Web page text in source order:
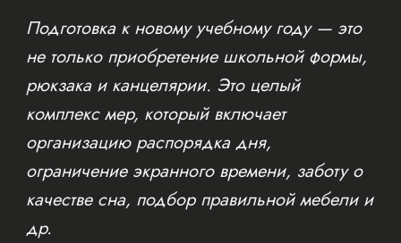
Подготовка к новому учебному году — это
не только приобретение школьной формы,
рюкзака и канцелярии. Это целый
комплекс мер, который включает
организацию распорядка дня,
ограничение экранного времени, заботу о
качестве сна, подбор правильной мебели и
др.